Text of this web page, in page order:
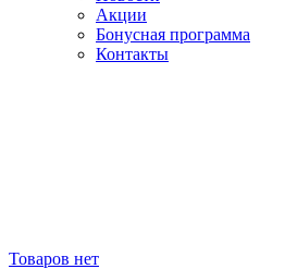
Акции
Бонусная программа
Контакты
Товаров нет